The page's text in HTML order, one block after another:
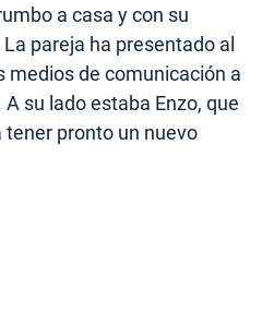
a casa y con su
pareja ha presentado al
medios de comunicación a
su lado estaba Enzo, que
tener pronto un nuevo